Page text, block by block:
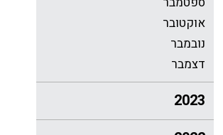
אוקטובר
נובמבר
דצמבר
2023